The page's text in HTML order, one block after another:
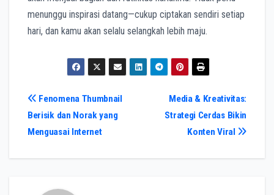
menunggu inspirasi datang—cukup ciptakan sendiri setiap
hari, dan kamu akan selalu selangkah lebih maju.
Post
navigation
Media & Kreativitas:
Strategi Cerdas Bikin
Konten Viral
Fenomena Thumbnail
Berisik dan Norak yang
Menguasai Internet